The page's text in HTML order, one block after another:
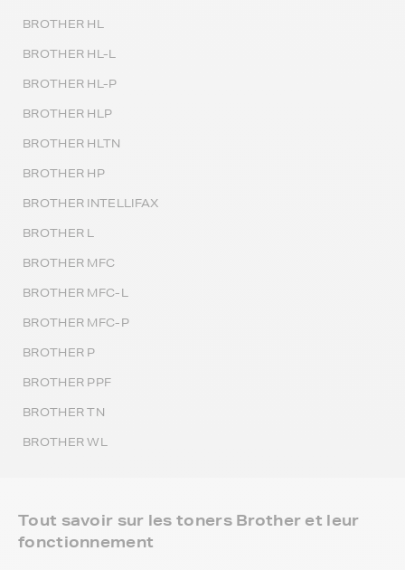
BROTHER HL
BROTHER HL-L
BROTHER HL-P
BROTHER HLP
BROTHER HLTN
BROTHER HP
BROTHER INTELLIFAX
BROTHER L
BROTHER MFC
BROTHER MFC-L
BROTHER MFC-P
BROTHER P
BROTHER PPF
BROTHER TN
BROTHER WL
Tout savoir sur les toners Brother et leur
fonctionnement